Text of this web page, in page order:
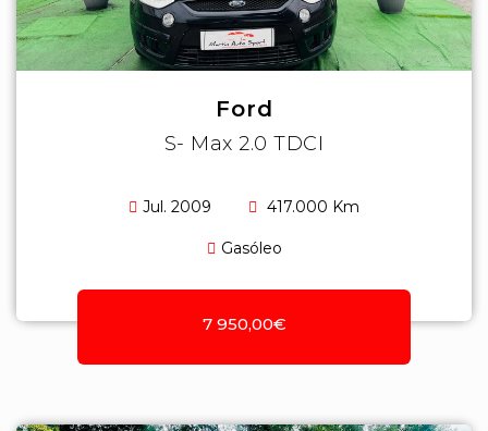
Ford
S- Max 2.0 TDCI
Jul. 2009 417.000 Km
Gasóleo
7 950,00€